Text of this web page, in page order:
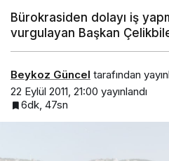
Bürokrasiden dolayı iş
vurgulayan Başkan
Beykoz Güncel tarafından
22 Eylül 2011, 21:00 yayınlandı
6dk, 47sn